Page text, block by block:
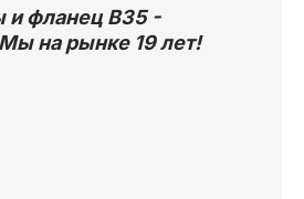
и фланец В35 -
на рынке 19 лет!